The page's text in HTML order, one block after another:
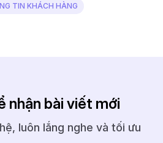
TIN KHÁCH HÀNG
nhận bài viết mới
luôn lắng nghe và tối ưu